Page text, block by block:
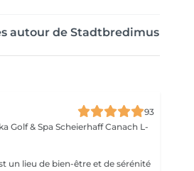
autour de Stadtbredimus
93
Golf & Spa ScheierhaffCanach L-
un lieu de bien-être et de sérénité